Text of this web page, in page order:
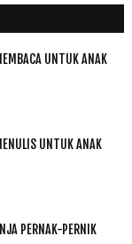
UNTUK ANAK
UNTUK ANAK
PERNAK-PERNIK